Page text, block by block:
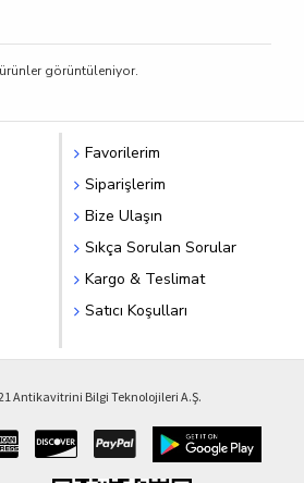
görüntüleniyor.
Favorilerim
Siparişlerim
Bize Ulaşın
Sıkça Sorulan Sorular
Kargo & Teslimat
Satıcı Koşulları
Antikavitrini Bilgi Teknolojileri A.Ş.